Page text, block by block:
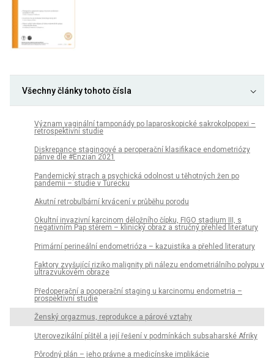
Všechny články tohoto čísla
Význam vaginální tamponády po laparoskopické sakrokolpopexi –
retrospektivní studie
Diskrepance stagingové a peroperační klasifikace endometriózy
pánve dle #Enzian 2021
Pandemický strach a psychická odolnost u těhotných žen po
pandemii – studie v Turecku
Akutní retrobulbární krvácení v průběhu porodu
Okultní invazivní karcinom děložního čípku, FIGO stadium III, s
negativním Pap stěrem – klinický obraz a stručný přehled literatury
Primární perineální endometrióza – kazuistika a přehled literatury
Faktory zvyšující riziko malignity při nálezu endometriálního polypu v
ultrazvukovém obraze
Předoperační a pooperační staging u karcinomu endometria –
prospektivní studie
Ženský orgazmus, reprodukce a párové vztahy
Uterovezikální píštěl a její řešení v podmínkách subsaharské Afriky
Pôrodný plán – jeho právne a medicínske implikácie